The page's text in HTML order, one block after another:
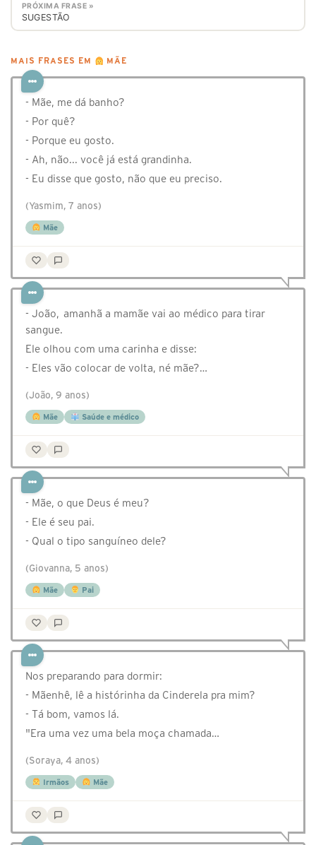
PRÓXIMA FRASE »
SUGESTÃO
MAIS FRASES EM MÃE
- Mãe, me dá banho?
- Por quê?
- Porque eu gosto.
- Ah, não... você já está grandinha.
- Eu disse que gosto, não que eu preciso.
(Yasmim, 7 anos)
Mãe
- João, amanhã a mamãe vai ao médico para tirar
sangue.
Ele olhou com uma carinha e disse:
- Eles vão colocar de volta, né mãe?…
(João, 9 anos)
Mãe Saúde e médico
- Mãe, o que Deus é meu?
- Ele é seu pai.
- Qual o tipo sanguíneo dele?
(Giovanna, 5 anos)
Mãe Pai
Nos preparando para dormir:
- Mãenhê, lê a histórinha da Cinderela pra mim?
- Tá bom, vamos lá.
"Era uma vez uma bela moça chamada…
(Soraya, 4 anos)
Irmãos Mãe